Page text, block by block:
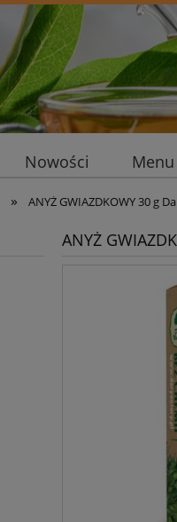
Nowości Menu
» ANYŻ GWIAZDKOWY 30 g
ANYŻ